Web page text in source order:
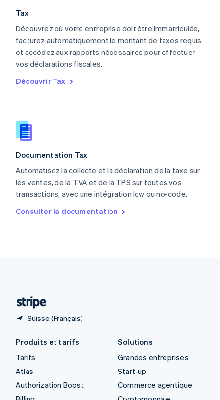
Tax
Découvrez où votre entreprise doit être immatriculée,
facturez automatiquement le montant de taxes requis
et accédez aux rapports nécessaires pour effectuer
vos déclarations fiscales.
Découvrir Tax
Documentation Tax
Automatisez la collecte et la déclaration de la taxe sur
les ventes, de la TVA et de la TPS sur toutes vos
transactions, avec une intégration low ou no-code.
Consulter la documentation
Suisse (Français)
Nouvelle-Zélande
Pays-Bas
NederlandsEnglish
Pologne
Portugal
République tchèque
English
English
Royaume-Uni
Singapour
English简体中文
English
Produits et tarifs
Tarifs
Atlas
Authorization Boost
Solutions
Grandes entreprises
Start-up
Commerce agentique